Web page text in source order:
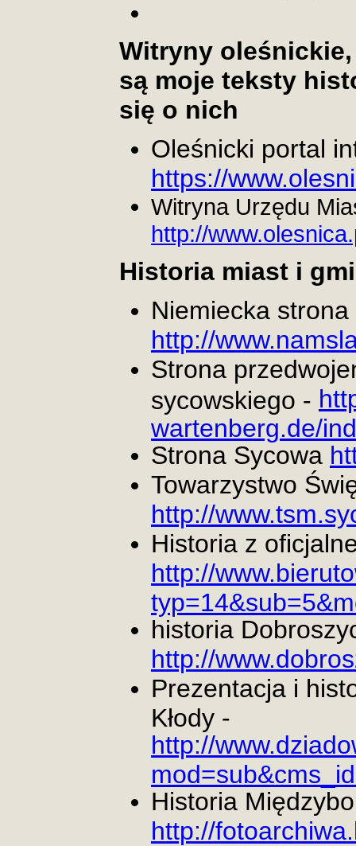
Witryny
są moje teksty
się o nich
Oleśnicki portal
https://
Witryna Urzędu
http://
Historia miast i
Niemiecka strona
http://
Strona
sycowskiego -
wartenberg.de/
Strona Sycowa
Towarzystwo
http://
Historia z
http://
historia
http://
Prezentacja i
Kłody -
http://
Historia
http://